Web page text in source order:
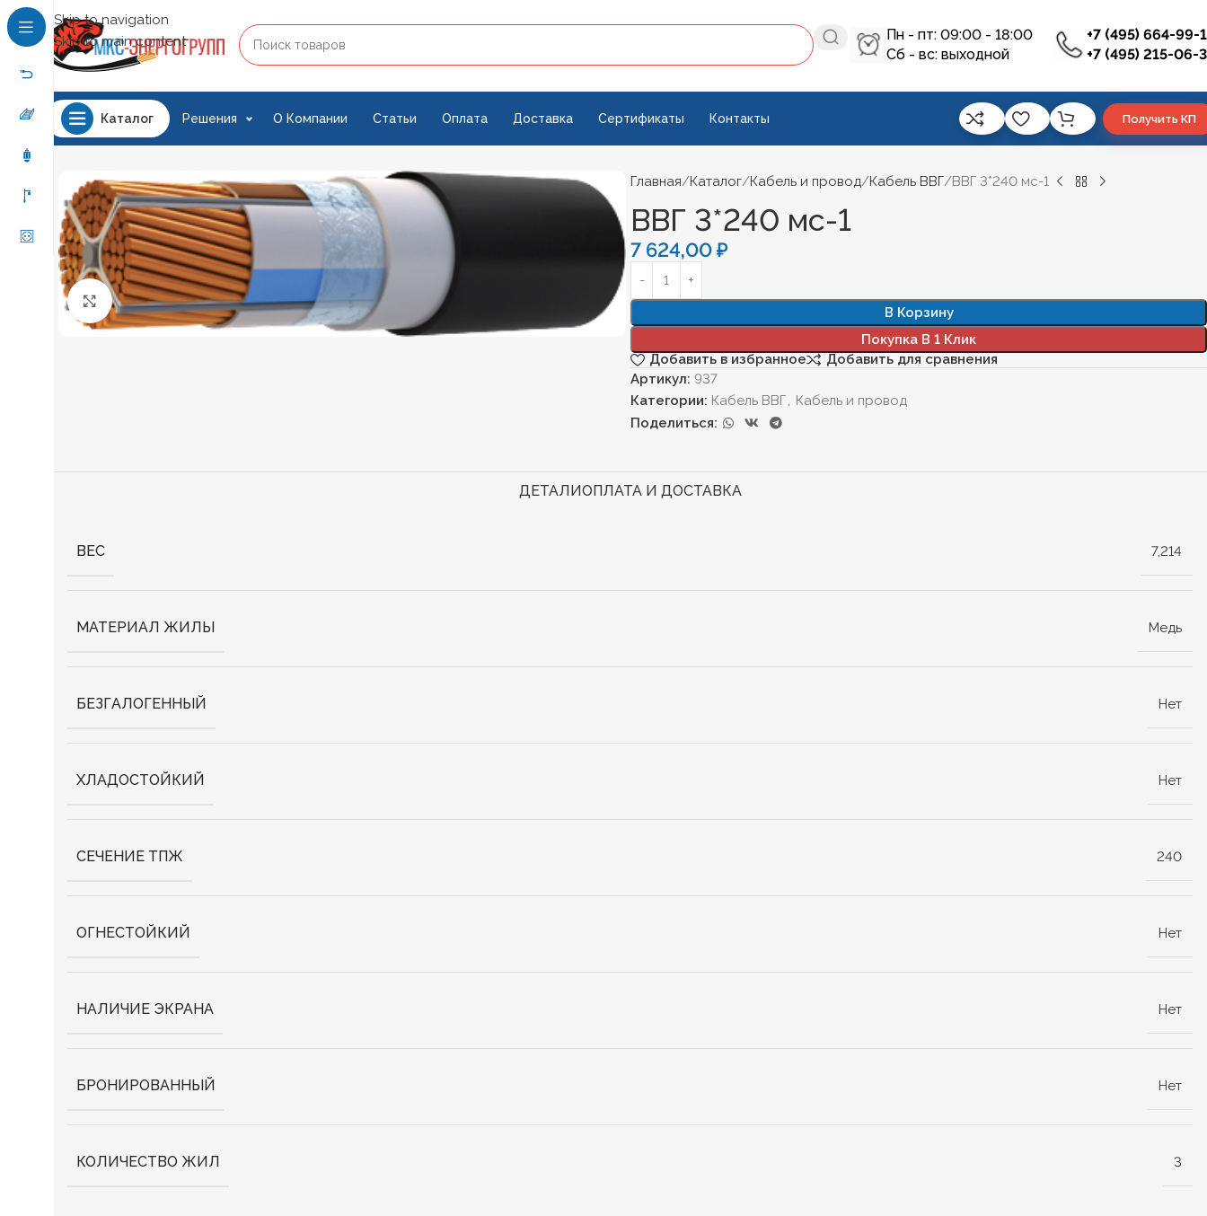
Skip to navigation
Skip to main content
Пн - пт: 09:00 - 18:00
Сб - вс: выходной
+7 (495) 664-99-
+7 (495) 215-06-
Каталог Решения О Компании Статьи Оплата Доставка Сертификаты Контакты Получить КП
Нажмите, чтобы увеличить
Главная Каталог Кабель и провод Кабель ВВГ ВВГ 3*240 мс-1
ВВГ 3*240 мс-1
7 624,00₽
В Корзину
Покупка В 1 Клик
Добавить в избранное
Добавить для сравнения
Артикул: 937
Категории: Кабель ВВГ, Кабель и провод
Поделиться:
ДЕТАЛИОПЛАТА И ДОСТАВКА
ВЕС 7,214
МАТЕРИАЛ ЖИЛЫ Медь
БЕЗГАЛОГЕННЫЙ Нет
ХЛАДОСТОЙКИЙ Нет
СЕЧЕНИЕ ТПЖ 240
ОГНЕСТОЙКИЙ Нет
НАЛИЧИЕ ЭКРАНА Нет
БРОНИРОВАННЫЙ Нет
КОЛИЧЕСТВО ЖИЛ 3